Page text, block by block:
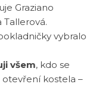
Graziano
vybralo
všem, kdo se
kostela –